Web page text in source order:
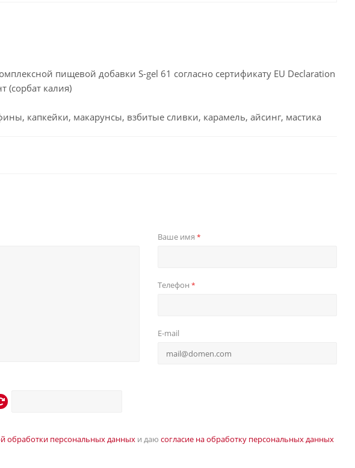
пищевой добавки S-gel 61 согласно сертификату EU Declaration
(сорбат калия)
капкейки, макарунсы, взбитые сливки, карамель, айсинг, мастика
Ваше имя *
Телефон *
E-mail
обработки персональных данныхи даю согласие на обработку персональных данных